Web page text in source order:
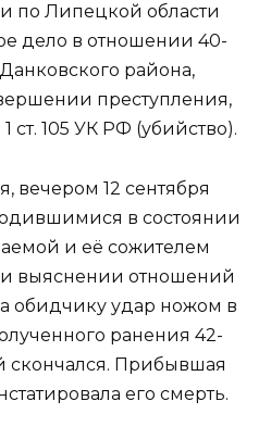
по Липецкой области
дело в отношении 40-
района,
преступления,
ст. 105 УК РФ (убийство).
вечером 12 сентября
в состоянии
и её сожителем
выяснении отношений
обидчику удар ножом в
ранения 42-
скончался. Прибывшая
его смерть.